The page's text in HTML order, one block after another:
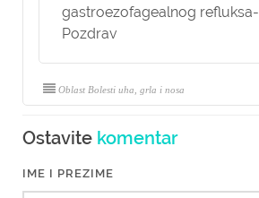
gastroezofagealnog refluksa-
Pozdrav
Oblast Bolesti uha, grla i nosa
Ostavite komentar
IME I PREZIME